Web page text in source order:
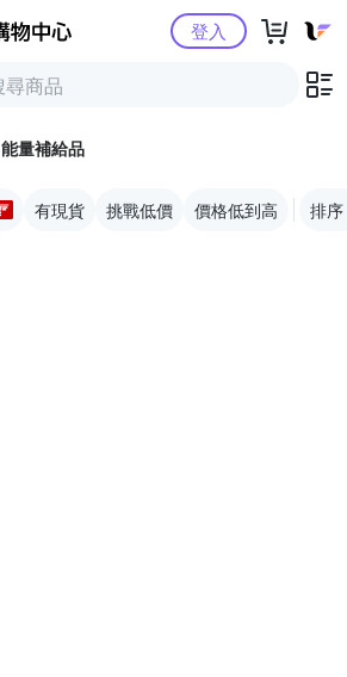
Yahoo購物中心登入
能量補給品
有現貨 挑戰低價 價格低到高 排序